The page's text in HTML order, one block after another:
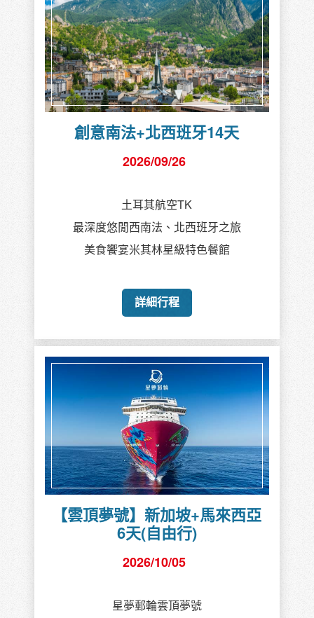
創意南法+北西班牙14天
2026/09/26
土耳其航空TK
最深度悠閒西南法、北西班牙之旅
美食饗宴米其林星級特色餐館
詳細行程
【雲頂夢號】新加坡+馬來西亞
6天(自由行)
2026/10/05
星夢郵輪雲頂夢號